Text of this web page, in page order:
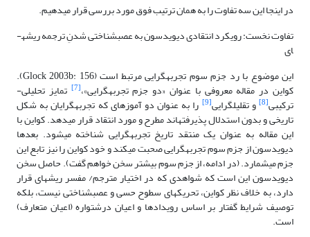
در اینجا این سه تفاوت را به همان ترتیب فوق مورد بررسی قرار می­دهیم.
تفاوت نخست: رویکرد انتقادی دیویدسون به عصب­شناختی شدنِ ترجمه ریشه­
ای
این موضوع با رد جزم سوم تجربه­گرایی مرتبط است (Glock 2003b: 156).
کواین در مقاله معروفی با عنوان «دو جزم تجربه­گرایی»،[7] تمایز تحلیلی-
ترکیبی[8] و تقلیل­گرایی[9] را به عنوان دو آموزه­ای که تجربه­گرایان به شکل
تاریخی و بدون استدلال پذیرفته­اند مطرح و مورد انتقاد قرار می­دهد. کواین با
این مقاله به عنوان یک منتقد تاریخ­ تجربه­گرایی شناخته می­شود. بعدها
دیویدسون از جزم سوم تجربه­گرایی صحبت می­کند و خود کواین را نیز تابع این
جزم می­شمارد. (در ادامه، از جزم سوم بیشتر سخن خواهم گفت). حاصل سخن
دیویدسون این است که شواهدی که در اختیار مترجم/ مفسر ریشه­ای قرار
دارد، به خلاف نظر کواین، تحریک­های سطوح حسی و عصب­شناختی نیست، بلکه
توصیف شرایط گفتار بر اساس رویدادها و اعیان درشت­واره (اعیان متعارف)
است.